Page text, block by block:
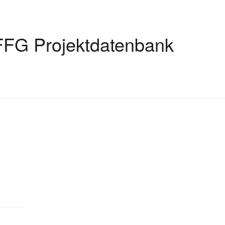
Projektdatenbank